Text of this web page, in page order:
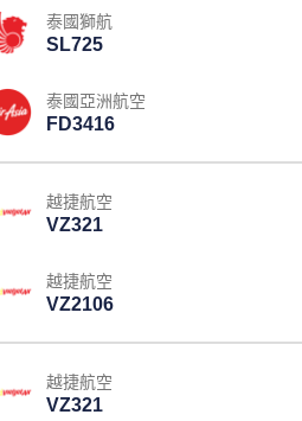
泰國獅航
SL725
泰國亞洲航空
FD3416
越捷航空
VZ321
越捷航空
VZ2106
越捷航空
VZ321